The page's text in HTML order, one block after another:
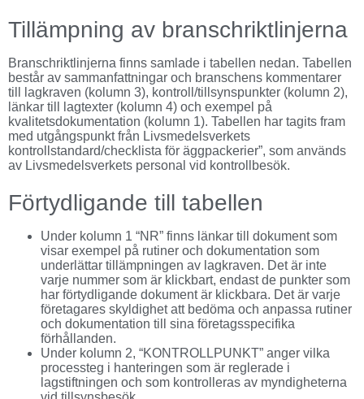
Tillämpning av branschriktlinjerna
Branschriktlinjerna finns samlade i tabellen nedan. Tabellen
består av sammanfattningar och branschens kommentarer
till lagkraven (kolumn 3), kontroll/tillsynspunkter (kolumn 2),
länkar till lagtexter (kolumn 4) och exempel på
kvalitetsdokumentation (kolumn 1). Tabellen har tagits fram
med utgångspunkt från Livsmedelsverkets
kontrollstandard/checklista för äggpackerier”, som används
av Livsmedelsverkets personal vid kontrollbesök.
Förtydligande till tabellen
Under kolumn 1 “NR” finns länkar till dokument som
visar exempel på rutiner och dokumentation som
underlättar tillämpningen av lagkraven. Det är inte
varje nummer som är klickbart, endast de punkter som
har förtydligande dokument är klickbara. Det är varje
företagares skyldighet att bedöma och anpassa rutiner
och dokumentation till sina företagsspecifika
förhållanden.
Under kolumn 2, “KONTROLLPUNKT” anger vilka
processteg i hanteringen som är reglerade i
lagstiftningen och som kontrolleras av myndigheterna